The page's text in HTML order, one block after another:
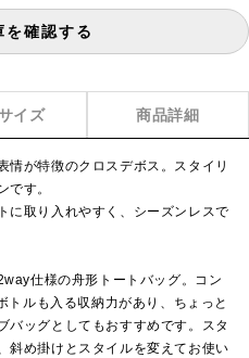
を確認する
イズ 商品詳細
情が特徴のクロスデボス。スタイリ
です。
に取り入れやすく、シーズンレスで
仕様の舟形トートバッグ。コン
ルも入る収納力があり、ちょっと
バッグとしてもおすすめです。スタ
斜め掛けとスタイルを変えてお使い